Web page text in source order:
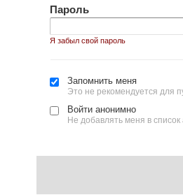
Пароль
Я забыл свой пароль
Запомнить меня
Это не рекомендуется для
Войти анонимно
Не добавлять меня в